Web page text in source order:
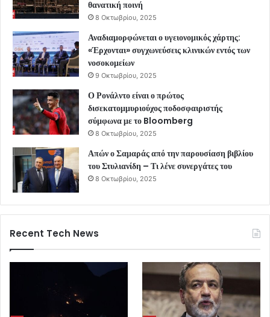
θανατική ποινή
8 Οκτωβρίου, 2025
Αναδιαμορφώνεται ο υγειονομικός χάρτης:
«Έρχονται» συγχωνεύσεις κλινικών εντός των
νοσοκομείων
9 Οκτωβρίου, 2025
Ο Ρονάλντο είναι ο πρώτος
δισεκατομμυριούχος ποδοσφαιριστής
σύμφωνα με το Bloomberg
8 Οκτωβρίου, 2025
Απών ο Σαμαράς από την παρουσίαση βιβλίου
του Στυλιανίδη – Τι λένε συνεργάτες του
8 Οκτωβρίου, 2025
Recent Tech News